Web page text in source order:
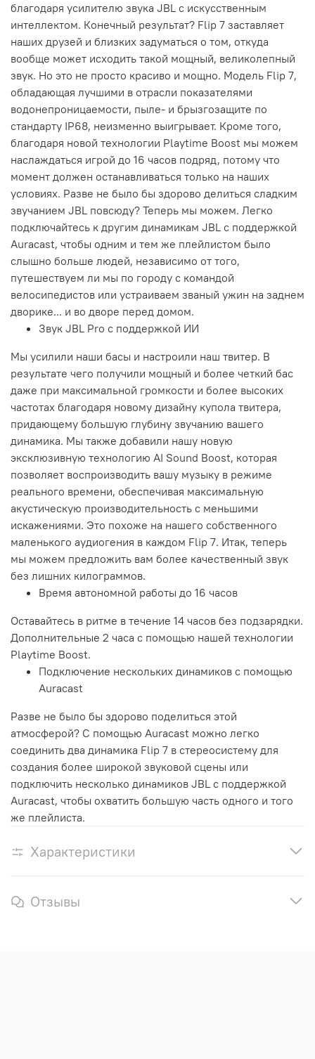
благодаря усилителю звука JBL с искусственным
интеллектом. Конечный результат? Flip 7 заставляет
наших друзей и близких задуматься о том, откуда
вообще может исходить такой мощный, великолепный
звук. Но это не просто красиво и мощно. Модель Flip 7,
обладающая лучшими в отрасли показателями
водонепроницаемости, пыле- и брызгозащите по
стандарту IP68, неизменно выигрывает. Кроме того,
благодаря новой технологии Playtime Boost мы можем
наслаждаться игрой до 16 часов подряд, потому что
момент должен останавливаться только на наших
условиях. Разве не было бы здорово делиться сладким
звучанием JBL повсюду? Теперь мы можем. Легко
подключайтесь к другим динамикам JBL с поддержкой
Auracast, чтобы одним и тем же плейлистом было
слышно больше людей, независимо от того,
путешествуем ли мы по городу с командой
велосипедистов или устраиваем званый ужин на заднем
дворике... и во дворе перед домом.
Звук JBL Pro с поддержкой ИИ
Мы усилили наши басы и настроили наш твитер. В
результате чего получили мощный и более четкий бас
даже при максимальной громкости и более высоких
частотах благодаря новому дизайну купола твитера,
придающему большую глубину звучанию вашего
динамика. Мы также добавили нашу новую
эксклюзивную технологию AI Sound Boost, которая
позволяет воспроизводить вашу музыку в режиме
реального времени, обеспечивая максимальную
акустическую производительность с меньшими
искажениями. Это похоже на нашего собственного
маленького аудиогения в каждом Flip 7. Итак, теперь
мы можем предложить вам более качественный звук
без лишних килограммов.
Время автономной работы до 16 часов
Оставайтесь в ритме в течение 14 часов без подзарядки.
Дополнительные 2 часа с помощью нашей технологии
Playtime Boost.
Подключение нескольких динамиков с помощью
Auracast
Разве не было бы здорово поделиться этой
атмосферой? С помощью Auracast можно легко
соединить два динамика Flip 7 в стереосистему для
создания более широкой звуковой сцены или
подключить несколько динамиков JBL с поддержкой
Auracast, чтобы охватить большую часть одного и того
же плейлиста.
Характеристики
Отзывы